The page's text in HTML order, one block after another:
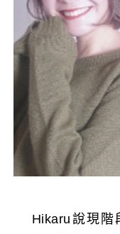
Hikaru說現